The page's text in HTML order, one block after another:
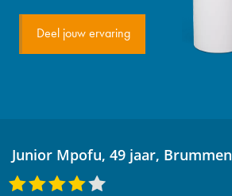
Deel jouw ervaring
Junior Mpofu, 49 jaar, Brummen